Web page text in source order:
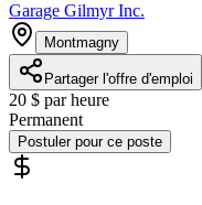
Garage Gilmyr Inc.
Montmagny
Partager l'offre d'emploi
20 $ par heure
Permanent
Postuler pour ce poste